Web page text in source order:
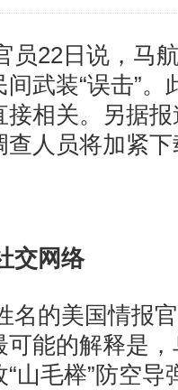
22日说，马航
武装“误击”。
相关。另据
人员将加紧
交网络
的美国情报官
能的解释是
山毛榉”防空导